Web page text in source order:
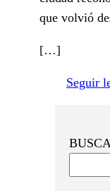
que volvió
[…]
Seguir